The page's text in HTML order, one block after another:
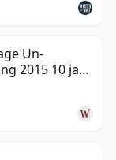
Un-
2015 10 jaar